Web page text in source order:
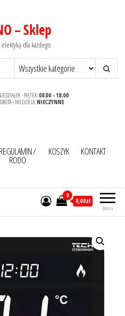
– Sklep
dla każdego
- PIĄTEK: 08:00 - 18:00
- NIEDZIELA:NIECZYNNE
REGULAMIN /
RODO
KOSZYK KONTAKT
Menu
0
0,00zł